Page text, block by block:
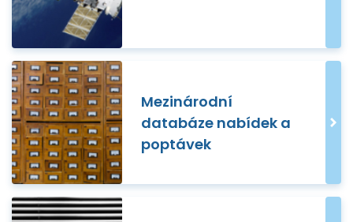
Mezinárodní
databáze nabídek a
poptávek